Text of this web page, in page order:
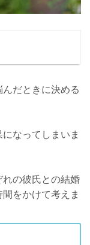
だときに決める
なってしまいま
の彼氏との結婚
をかけて考えま